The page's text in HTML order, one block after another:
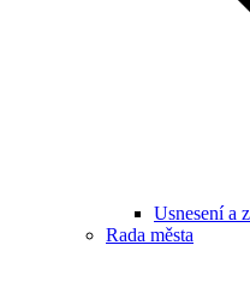
Usnesení a
Rada města